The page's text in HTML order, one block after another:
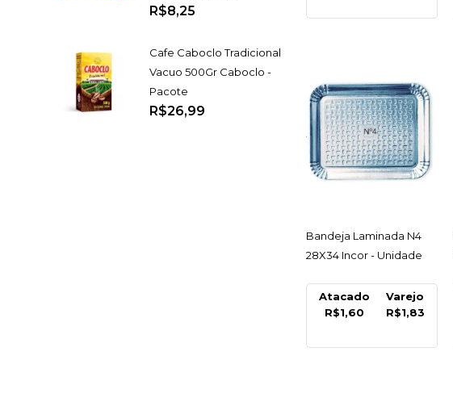
R$8,25
Cafe Caboclo Tradicional
Vacuo 500Gr Caboclo -
Pacote
R$26,99
ACESSAR
Bandeja Laminada N4
28X34 Incor - Unidade
Atacado
R$1,60
Varejo
R$1,83